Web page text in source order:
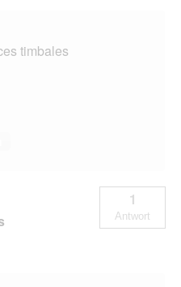
timbales
1
Antwort